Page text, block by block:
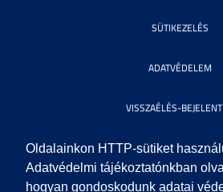
Oldalainkon HTTP-sütiket
Adatvédelmi tájékoztatónkban
hogyan gondoskodunk adatai
SÜTIKEZELÉS
ADATVÉDELEM
VISSZAÉLÉS-
KÖZÉRDEKŰ ADATOK
IMPRESSZUM